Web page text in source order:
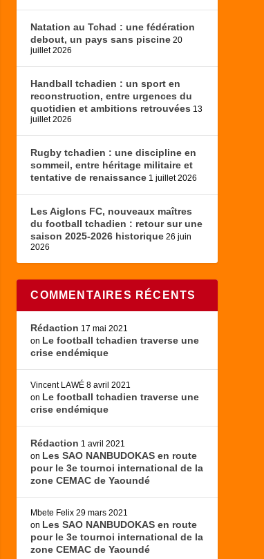
Natation au Tchad : une fédération
debout, un pays sans piscine 20
juillet 2026
Handball tchadien : un sport en
reconstruction, entre urgences du
quotidien et ambitions retrouvées 13
juillet 2026
Rugby tchadien : une discipline en
sommeil, entre héritage militaire et
tentative de renaissance 1 juillet 2026
Les Aiglons FC, nouveaux maîtres
du football tchadien : retour sur une
saison 2025-2026 historique 26 juin
2026
COMMENTAIRES RÉCENTS
Rédaction 17 mai 2021
on Le football tchadien traverse une
crise endémique
Vincent LAWÉ 8 avril 2021
on Le football tchadien traverse une
crise endémique
Rédaction 1 avril 2021
on Les SAO NANBUDOKAS en route
pour le 3e tournoi international de la
zone CEMAC de Yaoundé
Mbete Felix 29 mars 2021
on Les SAO NANBUDOKAS en route
pour le 3e tournoi international de la
zone CEMAC de Yaoundé